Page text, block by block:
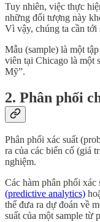
Tuy nhiên, việc thực
những đối tượng này
Vì vậy, chúng ta cần tới
Mẫu (sample) là một
viên tại Chicago là một
Mỹ”.
2. Phân phối
Phân phối xác suất
ra của các biến cố (giá
nghiệm.
Các hàm phân phối
(predictive analytics)
thể đưa ra dự đoán về
suất của một sample từ